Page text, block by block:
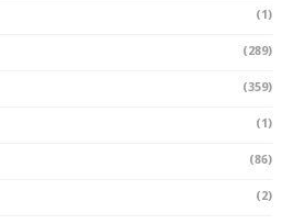
(1)
(289)
(359)
(1)
(86)
(2)